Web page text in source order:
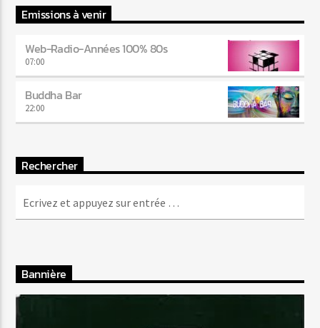
Emissions à venir
Web-Radio-Années 100% 80s
07:00
Buddha Bar
22:00
Rechercher
Bannière